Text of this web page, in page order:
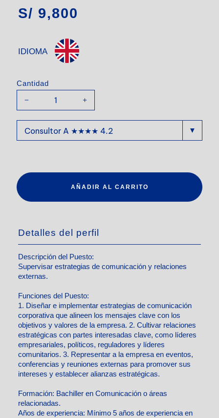
S/ 9,800
IDIOMA
Cantidad
AÑADIR AL CARRITO
Detalles del perfil
Descripción del Puesto:
Supervisar estrategias de comunicación y relaciones
externas.
Funciones del Puesto:
1. Diseñar e implementar estrategias de comunicación
corporativa que alineen los mensajes clave con los
objetivos y valores de la empresa. 2. Cultivar relaciones
estratégicas con partes interesadas clave, como líderes
empresariales, políticos, reguladores y líderes
comunitarios. 3. Representar a la empresa en eventos,
conferencias y reuniones externas para promover sus
intereses y establecer alianzas estratégicas.
Formación: Bachiller en Comunicación o áreas
relacionadas.
Años de experiencia: Mínimo 5 años de experiencia en